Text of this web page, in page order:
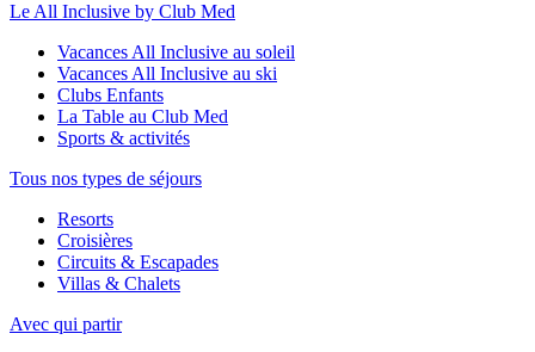
Le All Inclusive by Club Med
Vacances All Inclusive au soleil
Vacances All Inclusive au ski
Clubs Enfants
La Table au Club Med
Sports & activités
Tous nos types de séjours
Resorts
Croisières
Circuits & Escapades
Villas & Chalets
Avec qui partir